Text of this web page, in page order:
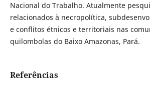
Nacional do Trabalho. Atualmente
relacionados à necropolítica,
e conflitos étnicos e territoriais nas
quilombolas do Baixo Amazonas, Pará.
Referências